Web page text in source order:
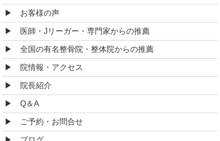
お客様の声
医師・Jリーガー・専門家からの推薦
全国の有名整骨院・整体院からの推薦
院情報・アクセス
院長紹介
Q＆A
ご予約・お問合せ